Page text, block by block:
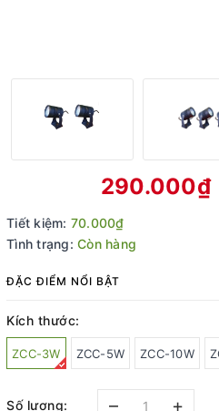
290.000₫
Tiết kiệm: 70.000₫
Tình trạng: Còn hàng
ĐẶC ĐIỂM NỔI BẬT
Kích thước:
ZCC-3W ZCC-5W ZCC-10W
Số lượng: – +